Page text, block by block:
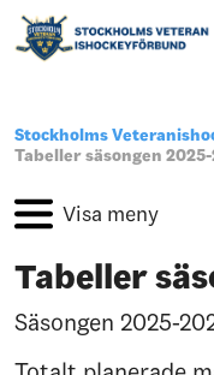
Stockholms
Tabeller säsongen
Tabeller
Säsongen 2025-